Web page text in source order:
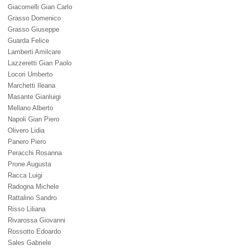
Giacomelli Gian Carlo
Grasso Domenico
Grasso Giuseppe
Guarda Felice
Lamberti Amilcare
Lazzeretti Gian Paolo
Locori Umberto
Marchetti Ileana
Masante Gianluigi
Mellano Alberto
Napoli Gian Piero
Olivero Lidia
Panero Piero
Peracchi Rosanna
Prone Augusta
Racca Luigi
Radogna Michele
Rattalino Sandro
Risso Liliana
Rivarossa Giovanni
Rossotto Edoardo
Sales Gabriele